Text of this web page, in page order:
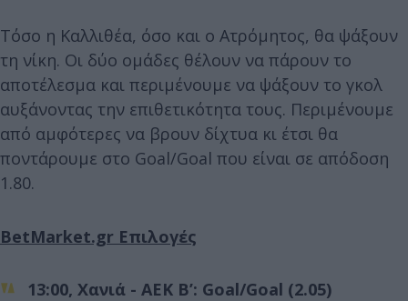
Τόσο η Καλλιθέα, όσο και ο Ατρόμητος, θα ψάξουν
τη νίκη. Οι δύο ομάδες θέλουν να πάρουν το
αποτέλεσμα και περιμένουμε να ψάξουν το γκολ
αυξάνοντας την επιθετικότητα τους. Περιμένουμε
από αμφότερες να βρουν δίχτυα κι έτσι θα
ποντάρουμε στο Goal/Goal που είναι σε απόδοση
1.80.
BetMarket.gr Επιλογές
13:00, Χανιά - ΑΕΚ Β’: Goal/Goal (2.05)